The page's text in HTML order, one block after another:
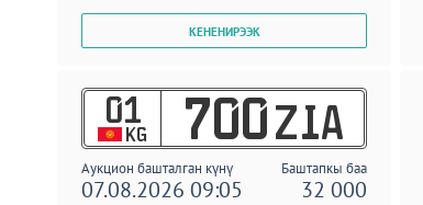
01
KG 700 ZIA
Аукцион башталган күнү Баштапкы баа
07.08.2026 09:05 32 000